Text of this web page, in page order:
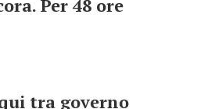
Per 48 ore
tra governo